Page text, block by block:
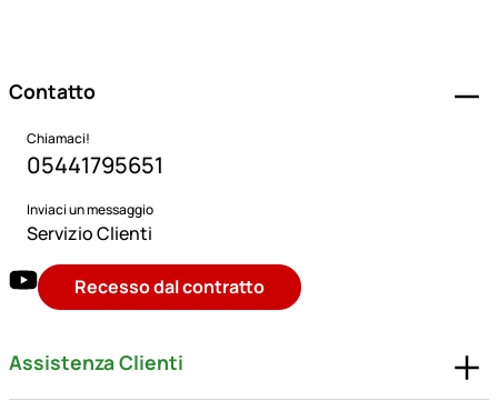
Contatto
Chiamaci!
05441795651
Inviaci un messaggio
Servizio Clienti
Recesso dal contratto
Assistenza Clienti